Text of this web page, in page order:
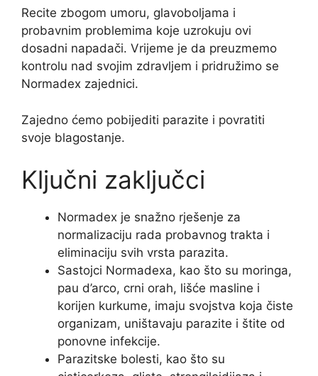
Recite zbogom umoru, glavoboljama i
probavnim problemima koje uzrokuju ovi
dosadni napadači. Vrijeme je da preuzmemo
kontrolu nad svojim zdravljem i pridružimo se
Normadex zajednici.
Zajedno ćemo pobijediti parazite i povratiti
svoje blagostanje.
Ključni zaključci
Normadex je snažno rješenje za
normalizaciju rada probavnog trakta i
eliminaciju svih vrsta parazita.
Sastojci Normadexa, kao što su moringa,
pau d’arco, crni orah, lišće masline i
korijen kurkume, imaju svojstva koja čiste
organizam, uništavaju parazite i štite od
ponovne infekcije.
Parazitske bolesti, kao što su